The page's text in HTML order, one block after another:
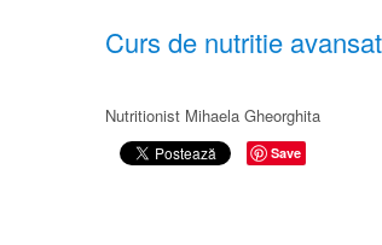
Curs de nutritie
Nutritionist Mihaela Gheorghita​
Save